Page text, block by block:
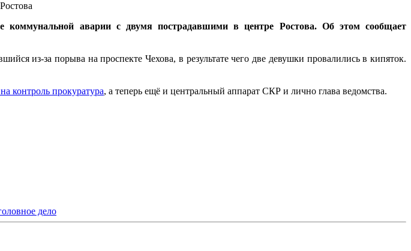
коммунальной аварии с двумя пострадавшими в центре Ростова. Об этом сообщает
из-за порыва на проспекте Чехова, в результате чего две девушки провалились в кипяток.
контроль прокуратура, а теперь ещё и центральный аппарат СКР и лично глава ведомства.
дело